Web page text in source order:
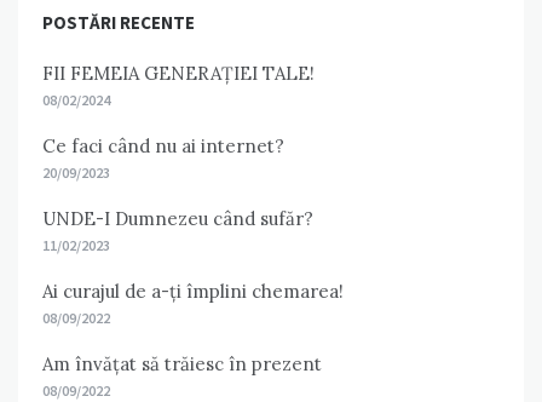
POSTĂRI RECENTE
FII FEMEIA GENERAȚIEI TALE!
08/02/2024
Ce faci când nu ai internet?
20/09/2023
UNDE-I Dumnezeu când sufăr?
11/02/2023
Ai curajul de a-ți împlini chemarea!
08/09/2022
Am învățat să trăiesc în prezent
08/09/2022